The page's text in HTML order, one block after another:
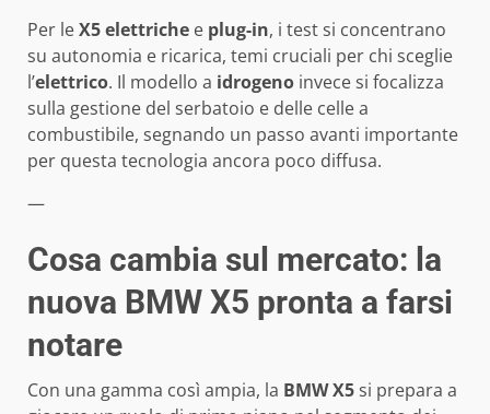
Per leX5 elettriche e plug-in, i test si concentrano
su autonomia e ricarica, temi cruciali per chi sceglie
l’elettrico. Il modello a idrogeno invece si focalizza
sulla gestione del serbatoio e delle celle a
combustibile, segnando un passo avanti importante
per questa tecnologia ancora poco diffusa.
—
Cosa cambia sul mercato: la
nuova BMW X5 pronta a farsi
notare
Con una gamma così ampia, la BMW X5si prepara a